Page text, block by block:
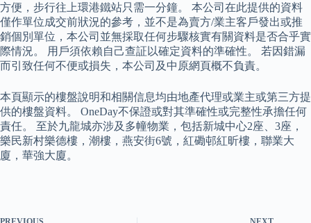
方便，步行往上環港鐵站只需一分鐘。 本公司在此提供的資料
僅作單位成交前狀況的參考，並不是為賣方/業主客戶發出或推
銷個別單位，本公司並無採取任何步驟核實有關資料是否合乎實
際情況。 用戶須依賴自己查証以確定資料的準確性。 若因錯漏
而引致任何不便或損失，本公司及中原網頁概不負責。
本頁顯示的樓盤說明和相關信息均由地產代理或業主或第三方提
供的樓盤資料。 OneDay不保證或對其準確性或完整性承擔任何
責任。 至於九龍城亦涉及多幢物業，包括新城中心2座、3座，
樂民新村樂德樓，潮樓，燕安街6號，紅磡邨紅昕樓，聯業大
廈，華強大廈。